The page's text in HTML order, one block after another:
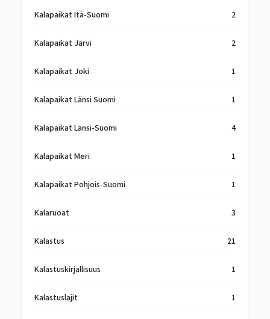
Kalapaikat Itä-Suomi 2
Kalapaikat Järvi 2
Kalapaikat Joki 1
Kalapaikat Länsi Suomi 1
Kalapaikat Länsi-Suomi 4
Kalapaikat Meri 1
Kalapaikat Pohjois-Suomi 1
Kalaruoat 3
Kalastus 21
Kalastuskirjallisuus 1
Kalastuslajit 1